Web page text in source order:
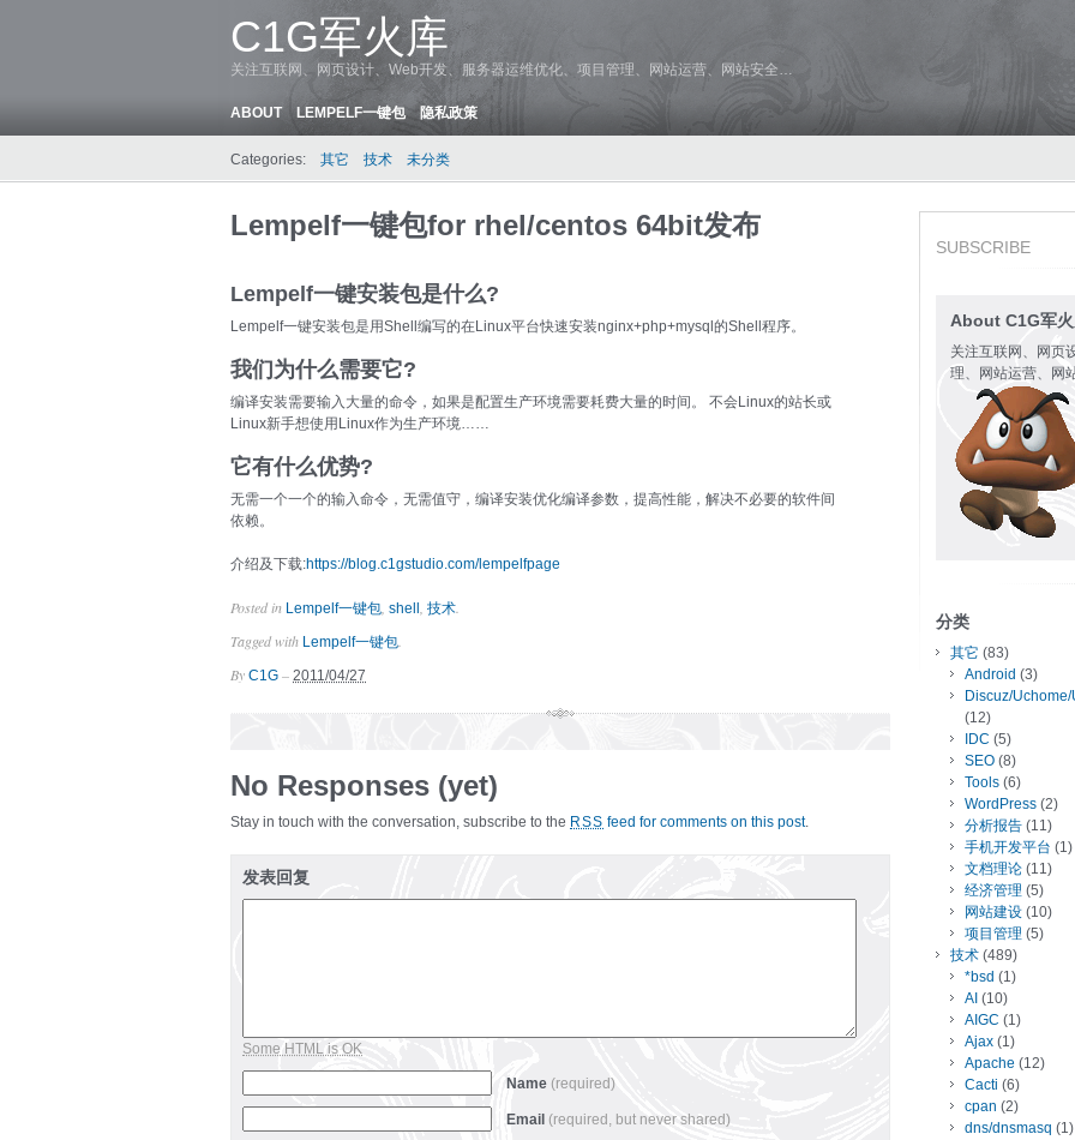
C1G军火库
关注互联网、网页设计、Web开发、服务器运维优化、项目管理、网站运营、网站安全…
ABOUT LEMPELF一键包 隐私政策
Categories: 其它 技术 未分类
Lempelf一键包for rhel/centos 64bit发布
Lempelf一键安装包是什么?
Lempelf一键安装包是用Shell编写的在Linux平台快速安装nginx+php+mysql的Shell程序。
我们为什么需要它?
编译安装需要输入大量的命令，如果是配置生产环境需要耗费大量的时间。 不会Linux的站长或
Linux新手想使用Linux作为生产环境……
它有什么优势?
无需一个一个的输入命令，无需值守，编译安装优化编译参数，提高性能，解决不必要的软件间
依赖。
介绍及下载:https://blog.c1gstudio.com/lempelfpage
Posted in Lempelf一键包 shell 技术
Tagged with Lempelf一键包
By C1G – 2011/04/27
No Responses (yet)
Stay in touch with the conversation, subscribe to the RSS feed for comments on this post.
发表回复
Some HTML is OK
Name (required)
Email (required, but never shared)
SUBSCRIBE
About C1G军
关注互联网、网页
理、网站运营、网
分类
其它 (83)
Android (3)
Discuz/
(12)
IDC (5)
SEO (8)
Tools (6)
WordPress (2)
分析报告 (11)
手机开发平台 (1)
文档理论 (11)
经济管理 (5)
网站建设 (10)
项目管理 (5)
技术 (489)
*bsd (1)
AI (10)
AIGC (1)
Ajax (1)
Apache (12)
Cacti (6)
cpan (2)
dns/dnsmasq (1)